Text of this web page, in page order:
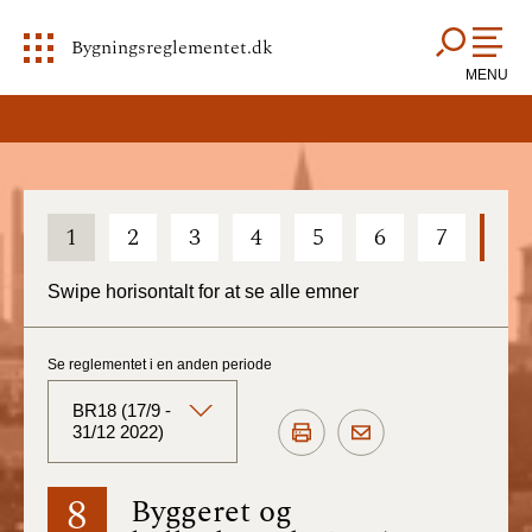
Bygningsreglementet.dk
MENU
1 2 3 4 5 6 7
Swipe horisontalt for at se alle emner
8 Byggeret og
Se reglementet i en anden periode
BR18 (17/9 -
31/12 2022)
BR18 (Aktuelt)